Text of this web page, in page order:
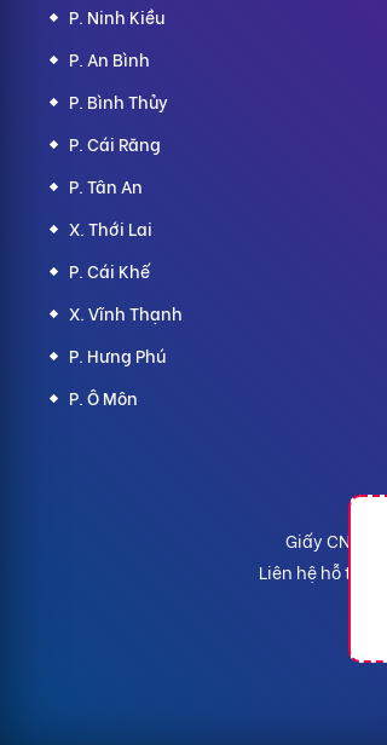
P. Ninh Kiều
P. An Bình
P. Bình Thủy
P. Cái Răng
P. Tân An
X. Thới Lai
P. Cái Khế
X. Vĩnh Thạnh
P. Hưng Phú
P. Ô Môn
Giấy
Liên hệ hỗ trợ